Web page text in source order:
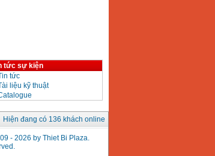
tức sự kiện
tức
liệu kỹ thuật
Hiện đang có 136 khách online
- 2026 by Thiet Bi Plaza.